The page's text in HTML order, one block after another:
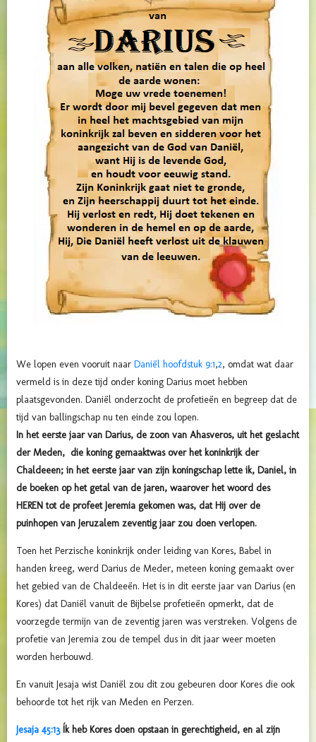
We lopen even vooruit naar Daniël hoofdstuk 9:1,2, omdat wat daar
vermeld is in deze tijd onder koning Darius moet hebben
plaatsgevonden. Daniël onderzocht de profetieën en begreep dat de
tijd van ballingschap nu ten einde zou lopen.
In het eerste jaar van Darius, de zoon van Ahasveros, uit het geslacht
der Meden, die koning gemaaktwas over het koninkrijk der
Chaldeeen; in het eerste jaar van zijn koningschap lette ik, Daniel, in
de boeken op het getal van de jaren, waarover het woord des
HEREN tot de profeet Jeremia gekomen was, dat Hij over de
puinhopen van Jeruzalem zeventig jaar zou doen verlopen.
Toen het Perzische koninkrijk onder leiding van Kores, Babel in
handen kreeg, werd Darius de Meder, meteen koning gemaakt over
het gebied van de Chaldeeën. Het is in dit eerste jaar van Darius (en
Kores) dat Daniël vanuit de Bijbelse profetieën opmerkt, dat de
voorzegde termijn van de zeventig jaren was verstreken. Volgens de
profetie van Jeremia zou de tempel dus in dit jaar weer moeten
worden herbouwd.
En vanuit Jesaja wist Daniël zou dit zou gebeuren door Kores die ook
behoorde tot het rijk van Meden en Perzen.
Jesaja 45:13Ík heb Kores doen opstaan in gerechtigheid, en al zijn